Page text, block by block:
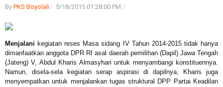
By PKS Boyolali 5/18/2015 01:28:00 PM
Menjalani kegiatan reses Masa sidang IV Tahun 2014-2015 tidak hanya
dimanfaatkan anggota DPR RI asal daerah pemilihan (Dapil) Jawa Tengah
(Jateng) V, Abdul Kharis Almasyhari untuk menyambangi konstituennya.
Namun, disela-sela kegiatan serap aspirasi di dapilnya, Kharis juga
menyempatkan untuk menjalankan tugas struktural DPP Partai Keadilan